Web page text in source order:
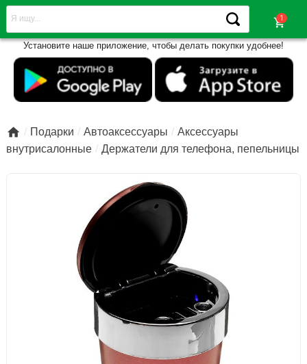
shopping_cart
Установите наше приложение, чтобы делать покупки удобнее!
 Подарки Автоаксессуары
Аксессуары
внутрисалонные
Держатели для телефона, пепельницы